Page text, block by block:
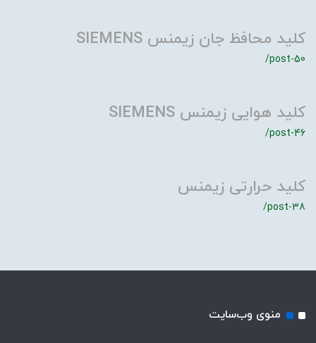
کلید محافظ جان زیمنس SIEMENS
/post-50
کلید هوایی زیمنس SIEMENS
/post-46
کلید حرارتی زیمنس
/post-38
منوی وب‌سایت